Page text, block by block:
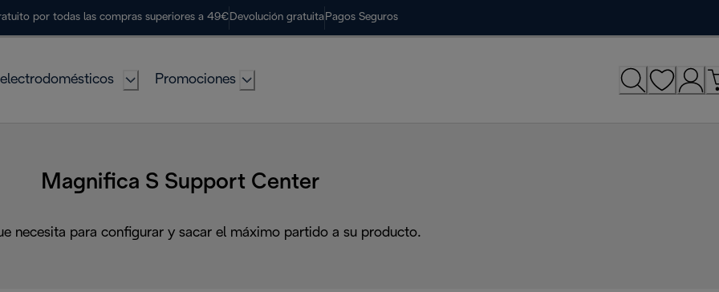
por todas las compras superiores a 49€ Devolución gratuita Pagos Seguros
Promociones
Magnifica S Support Center
necesita para configurar y sacar el máximo partido a su producto.